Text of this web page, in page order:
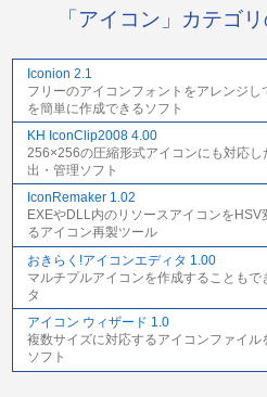
「アイコン」カテゴ
Iconion 2.1
フリーのアイコンフォントをアレンジ
を簡単に作成できるソフト
KH IconClip2008 4.00
256×256の圧縮形式アイコンにも対応
出・管理ソフト
IconRemaker 1.02
EXEやDLL内のリソースアイコンを
るアイコン再製ツール
おきらく!アイコンエディタ 1.00
マルチプルアイコンを作成することも
タ
アイコン ウィザード 1.0
複数サイズに対応するアイコンファイ
ソフト